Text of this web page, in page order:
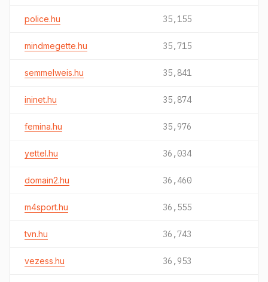
police.hu 35,155
mindmegette.hu 35,715
semmelweis.hu 35,841
ininet.hu 35,874
femina.hu 35,976
yettel.hu 36,034
domain2.hu 36,460
m4sport.hu 36,555
tvn.hu 36,743
vezess.hu 36,953